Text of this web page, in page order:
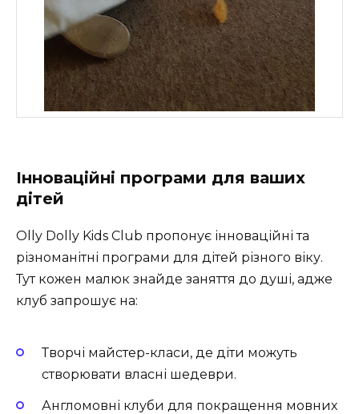
Інноваційні програми для ваших
дітей
Olly Dolly Kids Club пропонує інноваційні та
різноманітні програми для дітей різного віку.
Тут кожен малюк знайде заняття до душі, адже
клуб запрошує на:
Творчі майстер-класи, де діти можуть
створювати власні шедеври.
Англомовні клуби для покращення мовних